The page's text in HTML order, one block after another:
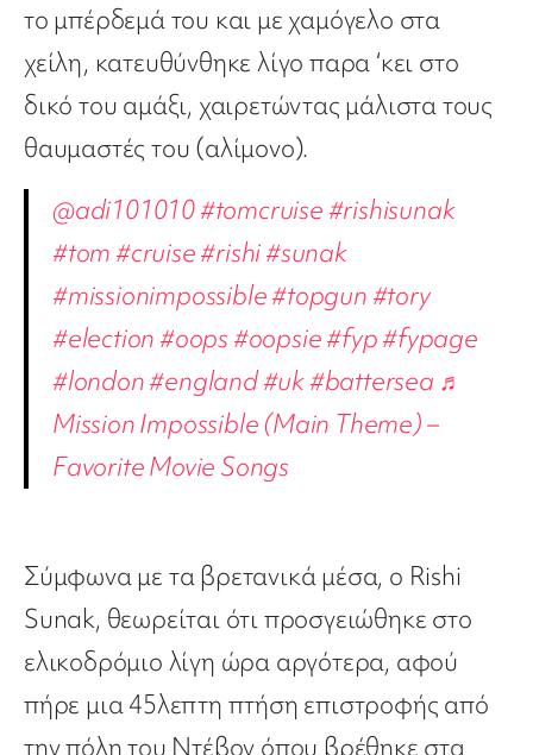
το μπέρδεμά του και με χαμόγελο στα
χείλη, κατευθύνθηκε λίγο παρα ‘κει στο
δικό του αμάξι, χαιρετώντας μάλιστα τους
θαυμαστές του (αλίμονο).
@adi101010#tomcruise #rishisunak
#tom #cruise#rishi#sunak
#missionimpossible#topgun #tory
#election #oops #oopsie#fyp#fypage
#london#england#uk#battersea ♬
Mission Impossible (Main Theme) –
Favorite Movie Songs
Σύμφωνα με τα βρετανικά μέσα, ο Rishi
Sunak, θεωρείται ότι προσγειώθηκε στο
ελικοδρόμιο λίγη ώρα αργότερα, αφού
πήρε μια 45λεπτη πτήση επιστροφής από
την πόλη του Ντέβον όπου βρέθηκε στα